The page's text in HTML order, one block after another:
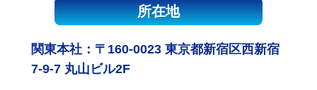
所在地
関東本社：〒160-0023 東京都新宿区西新宿
7-9-7 丸山ビル2F